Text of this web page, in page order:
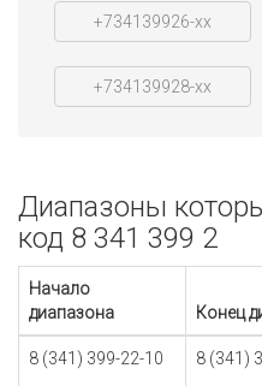
+734139926-xx
+734139928-xx
Диапазоны
код 8 341 399 2
Начало
диапазона
Конец
8 (341) 399-22-10 8 (341)